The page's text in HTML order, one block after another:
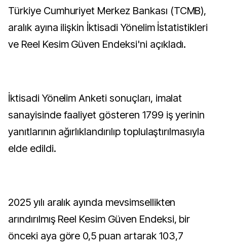
Türkiye Cumhuriyet Merkez Bankası (TCMB),
aralık ayına ilişkin İktisadi Yönelim İstatistikleri
ve Reel Kesim Güven Endeksi'ni açıkladı.
İktisadi Yönelim Anketi sonuçları, imalat
sanayisinde faaliyet gösteren 1799 iş yerinin
yanıtlarının ağırlıklandırılıp toplulaştırılmasıyla
elde edildi.
2025 yılı aralık ayında mevsimsellikten
arındırılmış Reel Kesim Güven Endeksi, bir
önceki aya göre 0,5 puan artarak 103,7